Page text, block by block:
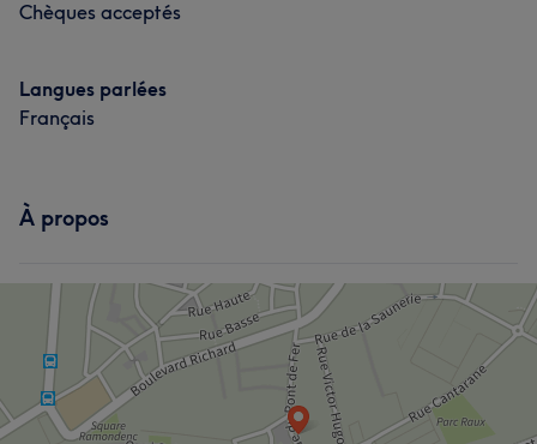
Chèques acceptés
Langues parlées
Français
À propos